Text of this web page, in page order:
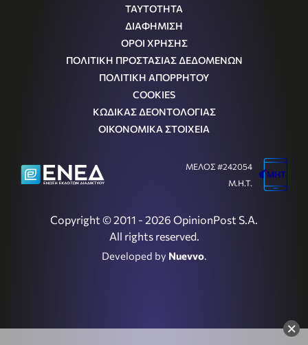
×
ΤΑΥΤΟΤΗΤΑ
ΔΙΑΦΗΜΙΣΗ
ΟΡΟΙ ΧΡΗΣΗΣ
ΠΟΛΙΤΙΚΗ ΠΡΟΣΤΑΣΙΑΣ ΔΕΔΟΜΕΝΩΝ
ΠΟΛΙΤΙΚΗ ΑΠΟΡΡΗΤΟΥ
COOKIES
ΚΩΔΙΚΑΣ ΔΕΟΝΤΟΛΟΓΙΑΣ
ΟΙΚΟΝΟΜΙΚΑ ΣΤΟΙΧΕΙΑ
Copyright © 2011 - 2026 OpinionPost S.A.
All rights reserved.
Developed by Nuevvo
ΜΕΛΟΣ #242054
Μ.Η.Τ.